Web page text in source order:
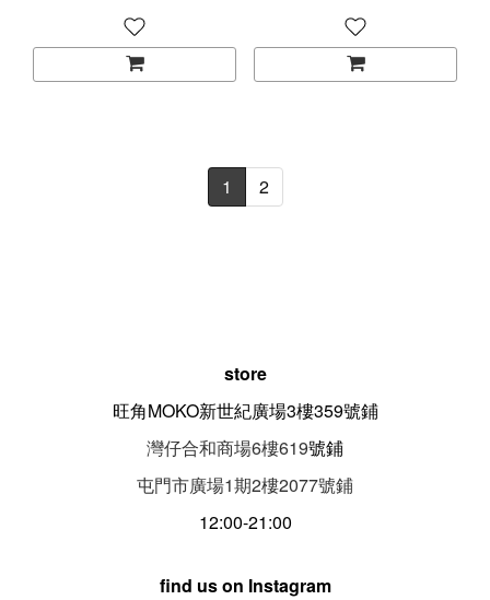
1 2
store
旺角MOKO新世紀廣場3樓359號鋪
灣仔合和商場6樓619號鋪
屯門市廣場1期2樓2077號鋪
12:00-21:00
find us on Instagram